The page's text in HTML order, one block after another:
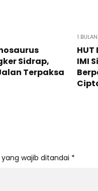
Sidrap,
Terpaksa
1
IMI
yang wajib ditandai *